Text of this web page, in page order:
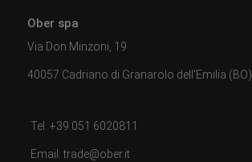
Ober spa
Via Don Minzoni, 19
40057 Cadriano di Granarolo dell'Emilia (BO)
Tel. +39 051 6020811
Email: trade@ober.it